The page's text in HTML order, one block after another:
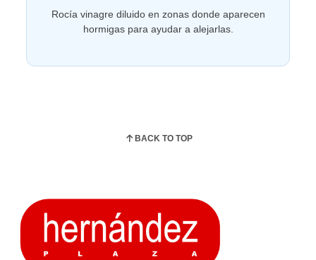
Rocía vinagre diluido en zonas donde aparecen
hormigas para ayudar a alejarlas.
BACK TO TOP